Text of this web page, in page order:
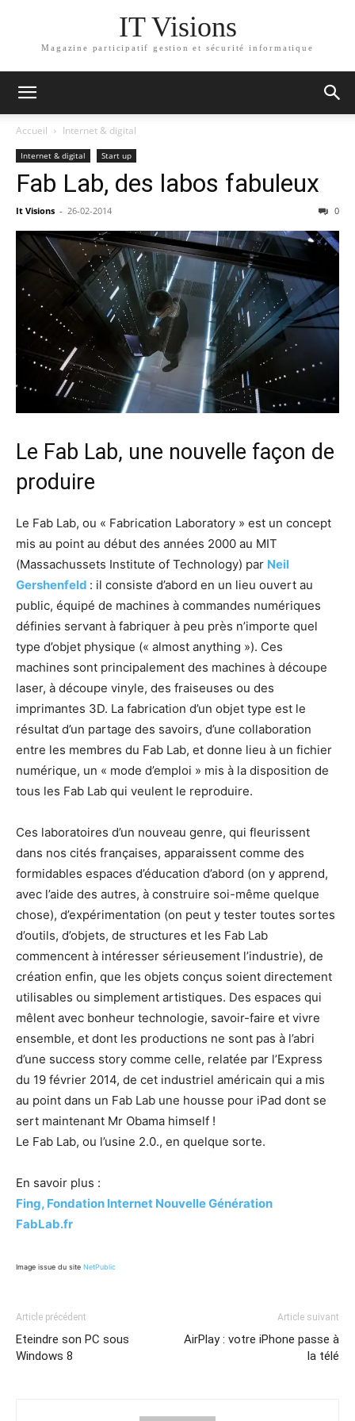
IT Visions
Magazine participatif gestion et sécurité informatique
Accueil Internet & digital
Internet & digital Start up
Fab Lab, des labos fabuleux
It Visions - 26-02-2014 0
Le Fab Lab, une nouvelle façon de
produire
Le Fab Lab, ou « Fabrication Laboratory » est un concept
mis au point au début des années 2000 au MIT
(Massachussets Institute of Technology) par Neil
Gershenfeld : il consiste d’abord en un lieu ouvert au
public, équipé de machines à commandes numériques
définies servant à fabriquer à peu près n’importe quel
type d’objet physique (« almost anything »). Ces
machines sont principalement des machines à découpe
laser, à découpe vinyle, des fraiseuses ou des
imprimantes 3D. La fabrication d’un objet type est le
résultat d’un partage des savoirs, d’une collaboration
entre les membres du Fab Lab, et donne lieu à un fichier
numérique, un « mode d’emploi » mis à la disposition de
tous les Fab Lab qui veulent le reproduire.
Ces laboratoires d’un nouveau genre, qui fleurissent
dans nos cités françaises, apparaissent comme des
formidables espaces d’éducation d’abord (on y apprend,
avec l’aide des autres, à construire soi-même quelque
chose), d’expérimentation (on peut y tester toutes sortes
d’outils, d’objets, de structures et les Fab Lab
commencent à intéresser sérieusement l’industrie), de
création enfin, que les objets conçus soient directement
utilisables ou simplement artistiques. Des espaces qui
mêlent avec bonheur technologie, savoir-faire et vivre
ensemble, et dont les productions ne sont pas à l’abri
d’une success story comme celle, relatée par l’Express
du 19 février 2014, de cet industriel américain qui a mis
au point dans un Fab Lab une housse pour iPad dont se
sert maintenant Mr Obama himself !
Le Fab Lab, ou l’usine 2.0., en quelque sorte.
En savoir plus :
Fing, Fondation Internet Nouvelle Génération
FabLab.fr
Image issue du site NetPublic
Article précédent
Eteindre son PC sous
Windows 8
Article suivant
AirPlay : votre iPhone passe à
la télé